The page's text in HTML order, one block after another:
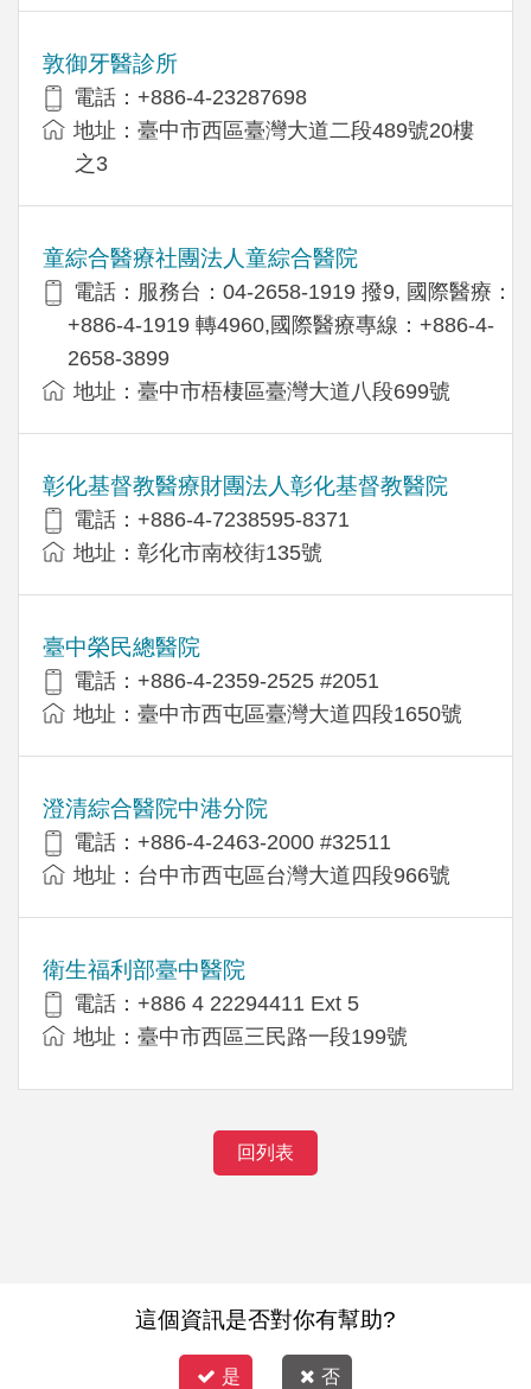
敦御牙醫診所
電話：+886-4-23287698
地址：臺中市西區臺灣大道二段489號20樓
之3
童綜合醫療社團法人童綜合醫院
電話：服務台：04-2658-1919 撥9, 國際醫療：
+886-4-1919 轉4960,國際醫療專線：+886-4-
2658-3899
地址：臺中市梧棲區臺灣大道八段699號
彰化基督教醫療財團法人彰化基督教醫院
電話：+886-4-7238595-8371
地址：彰化市南校街135號
臺中榮民總醫院
電話：+886-4-2359-2525 #2051
地址：臺中市西屯區臺灣大道四段1650號
澄清綜合醫院中港分院
電話：+886-4-2463-2000 #32511
地址：台中市西屯區台灣大道四段966號
衛生福利部臺中醫院
電話：+886 4 22294411 Ext 5
地址：臺中市西區三民路一段199號
回列表
這個資訊是否對你有幫助?
是 否